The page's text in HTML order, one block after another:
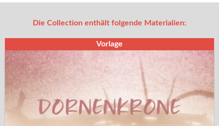
Die Collection enthält folgende Materialien:
Vorlage